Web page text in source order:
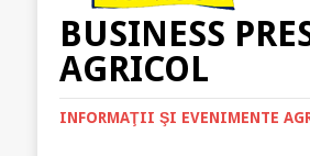
BUSINESS
AGRICOL
INFORMAŢII ŞI EVENIMENTE